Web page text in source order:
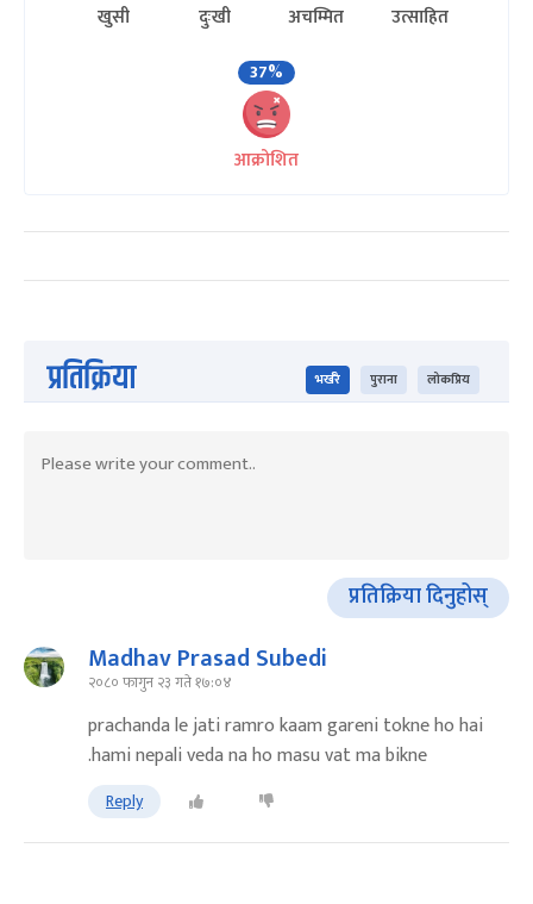
खुसी दुःखी अचम्मित
उत्साहित
37%
आक्रोशित
प्रतिक्रिया भर्खरै पुराना लोकप्रिय
प्रतिक्रिया दिनुहोस्
Madhav Prasad Subedi
२०८० फागुन २३ गते १७:०४
prachanda le jati ramro kaam gareni tokne ho hai
.hami nepali veda na ho masu vat ma bikne
Reply